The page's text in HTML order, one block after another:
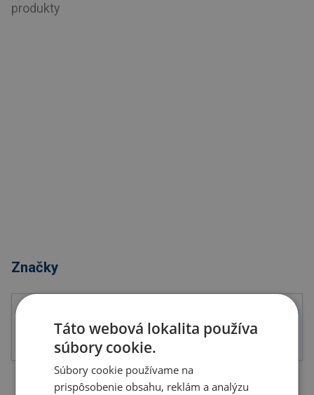
produkty
Značky
Táto webová lokalita používa
súbory cookie.
Súbory cookie používame na
prispôsobenie obsahu, reklám a analýzu